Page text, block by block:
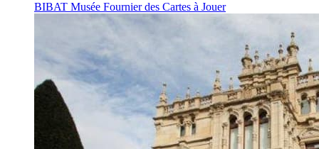
BIBAT Musée Fournier des Cartes à Jouer